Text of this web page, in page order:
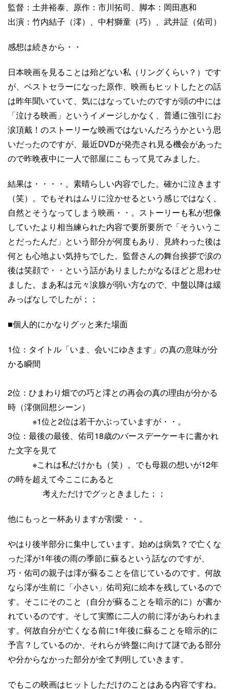
監督：土井裕泰、原作：市川拓司、脚本：岡田惠和
出演：竹内結子（澪）、中村獅童（巧）、武井証（佑司）
感想は続きから・・
日本映画を見ることは殆どない私（リングくらい？）です
が、ベストセラーになった原作、映画もヒットしたとの話
は昨年聞いていて、気にはなっていたのですが頭の中には
「泣ける映画」というイメージしかなく、普通に強引にお
涙頂戴！のストーリーな映画ではないんだろうかという思
いだったのですが、最近DVDが発売され見る機会があった
ので昨晩夜中に一人で部屋にこもって見てみました。
結果は・・・・。素晴らしい内容でした。確かに泣きます
（笑）。でもそれはムリに泣かせるという感じではなく、
自然とそうなってしまう映画・・。ストーリーも私が想像
していたより相当練られた内容で要所要所で「そういうこ
とだったんだ」という部分が何度もあり、見終わった後は
何とも心地よい気持ちでした。監督さんの舞台挨拶で涙の
後は笑顔で・・という話がありましたがなるほどと思わせ
ました。まあ私は元々涙腺が弱い方なので、中盤以降は緩
みっぱなしでしたが；；
■個人的にかなりグッと来た場面
1位：タイトル「いま、会いにゆきます」の真の意味が分
かる瞬間
2位：ひまわり畑での巧と澪との再会の真の理由が分かる
時（澪側回想シーン）
※1位と2位は若干かぶっていますが・・。
3位：最後の最後、佑司18歳のバースデーケーキに書かれ
た文字を見て
※これは私だけかも（笑）。でも母親の想いが12年
の時を超えて今ここにあると
考えただけでグッときました；；
他にもっと一杯ありますが割愛・・。
やはり後半部分に集中しています。始めは病気？で亡くな
った澪が1年後の雨の季節に蘇るという話なのですが、
巧・佑司の親子は澪が蘇ることを信じているのです。何故
なら澪が生前に「小さい」佑司宛に絵本を残しているので
す。そこにそのこと（自分が蘇ることを暗示的に）が書か
れているのです。そして実際に二人の前に澪があらわれま
す。何故自分が亡くなる前に1年後に蘇ることを暗示的に
予言？しているのか、それらが終盤に向けて謎である部分
や分からなかった部分が全て判明していきます。
でもこの映画はヒットしただけのことはある内容ですね。